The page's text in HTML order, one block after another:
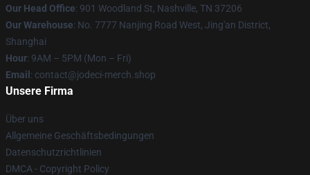
Our Head Office: 901 Woodland St, Nashville, TN 37206
Our Warehouse: No. 7777 Nanjing Road West, Jing'an District,
Shanghai
Hour: 9AM – 5PM (Mon – Fri)
Email : contact@jodeci-merch.shop
Unsere Firma
Über uns
Allgemeine Geschäftsbedingungen
Datenschutzrichtlinien
DMCA - Copyright Policy